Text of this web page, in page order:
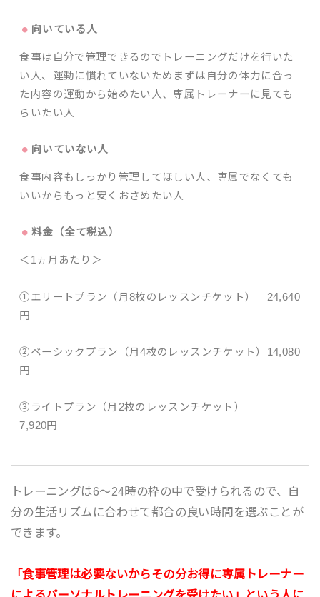
向いている人
食事は自分で管理できるのでトレーニングだけを行いた
い人、運動に慣れていないためまずは自分の体力に合っ
た内容の運動から始めたい人、専属トレーナーに見ても
らいたい人
向いていない人
食事内容もしっかり管理してほしい人、専属でなくても
いいからもっと安くおさめたい人
料金（全て税込）
＜1ヵ月あたり＞
①エリートプラン（月8枚のレッスンチケット） 24,640
円
②ベーシックプラン（月4枚のレッスンチケット）14,080
円
③ライトプラン（月2枚のレッスンチケット）
7,920円
トレーニングは6～24時の枠の中で受けられるので、自
分の生活リズムに合わせて都合の良い時間を選ぶことが
できます。
「食事管理は必要ないからその分お得に専属トレーナー